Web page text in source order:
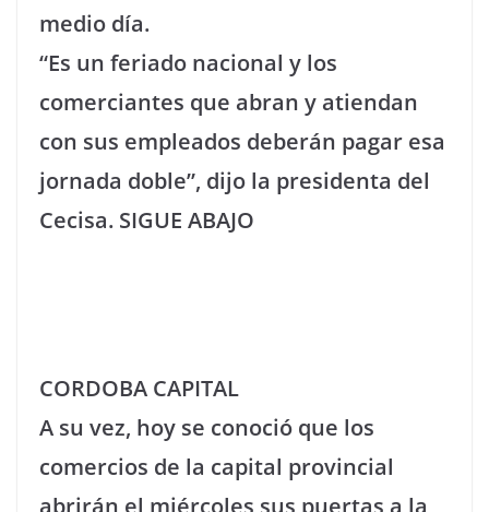
medio día.
“Es un feriado nacional y los
comerciantes que abran y atiendan
con sus empleados deberán pagar esa
jornada doble”, dijo la presidenta del
Cecisa. SIGUE ABAJO
CORDOBA CAPITAL
A su vez, hoy se conoció que los
comercios de la capital provincial
abrirán el miércoles sus puertas a la